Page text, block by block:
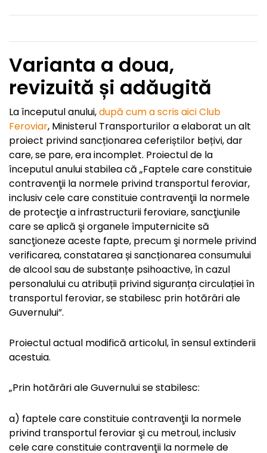
Varianta a doua,
revizuită și adăugită
La începutul anului,după cum a scris aici Club
Feroviar, Ministerul Transporturilor a elaborat un alt
proiect privind sancționarea ceferiștilor bețivi, dar
care, se pare, era incomplet. Proiectul de la
începutul anului stabilea că „Faptele care constituie
contravenţii la normele privind transportul feroviar,
inclusiv cele care constituie contravenţii la normele
de protecţie a infrastructurii feroviare, sancţiunile
care se aplică şi organele împuternicite să
sancţioneze aceste fapte, precum şi normele privind
verificarea, constatarea și sancționarea consumului
de alcool sau de substanțe psihoactive, în cazul
personalului cu atribuții privind siguranța circulației în
transportul feroviar, se stabilesc prin hotărâri ale
Guvernului”.
Proiectul actual modifică articolul, în sensul extinderii
acestuia.
„Prin hotărâri ale Guvernului se stabilesc:
a) faptele care constituie contravenţii la normele
privind transportul feroviar şi cu metroul, inclusiv
cele care constituie contravenţii la normele de